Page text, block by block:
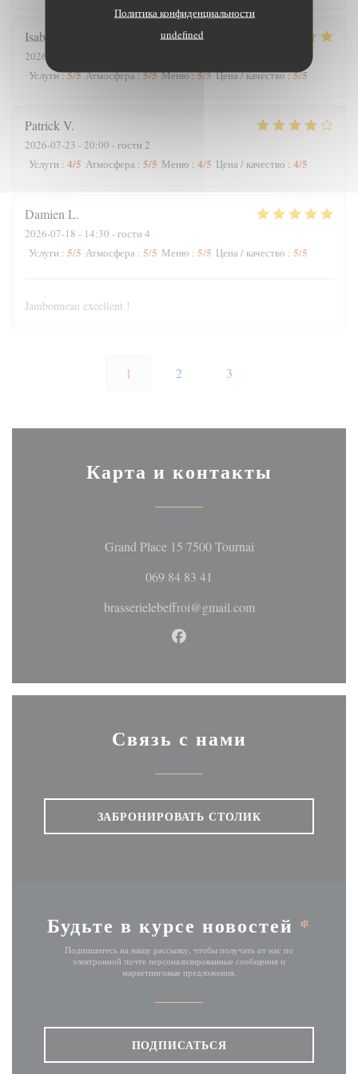
Политика конфиденциальности
undefined
Isabelle
2026-07-25
Услуги:5/5 Атмосфера:5/5 Меню:5/5 Цена / качество:5/5
Patrick V
2026-07-23 - 20:00 - гости 2
Услуги : 4/5 Атмосфера : 5/5 Меню : 4/5 Цена / качество : 4/5
Damien L
2026-07-18 - 14:30 - гости 4
Услуги : 5/5 Атмосфера : 5/5 Меню : 5/5 Цена / качество : 5/5
Jambonneau excellent !
1 2 3
Карта и контакты
Grand Place 15 7500 Tournai((открывается в
069 84 83 41
brasserielebeffroi@gmail.com
Facebook ((открывается в
Связь с нами
ЗАБРОНИРОВАТЬ СТОЛИК
Будьте в курсе новостей *
Подпишитесь на нашу рассылку, чтобы получать от нас по
электронной почте персонализированные сообщения и
маркетинговые предложения.
ПОДПИСАТЬСЯ